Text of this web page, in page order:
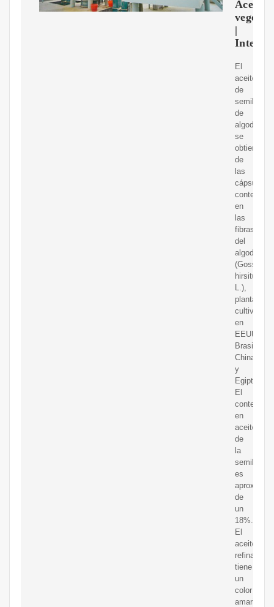
Aceites
|
Interfat
El
aceite
de
semilla
de
algodón
se
obtiene
de
las
cápsulas
contenidas
en
las
fibras
del
algodón
hirsitum
L.),
planta
cultivada
en
EEUU,
Brasil,
China
y
Egipto.
El
contenido
en
aceite
de
la
semilla
es
de
un
18%.
El
aceite
refinado
tiene
un
color
amarillo